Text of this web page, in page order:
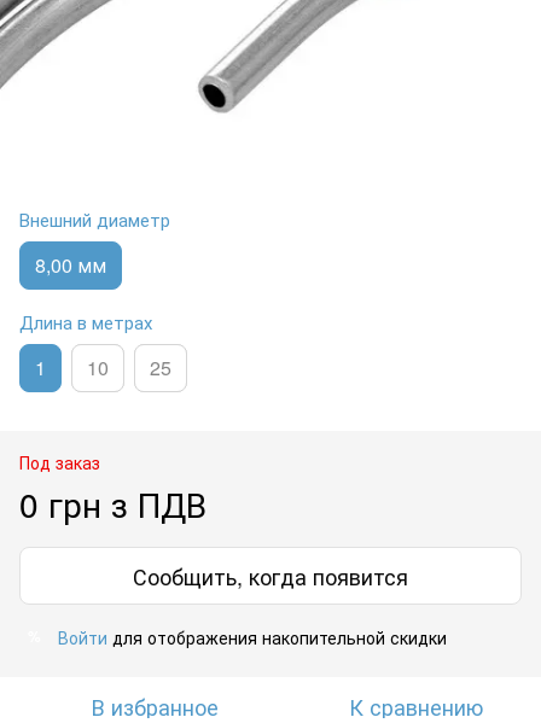
Внешний диаметр
8,00 мм
Длина в метрах
1 10 25
Под заказ
0 грн з ПДВ
Сообщить, когда появится
Войти для отображения накопительной скидки
В избранное К сравнению